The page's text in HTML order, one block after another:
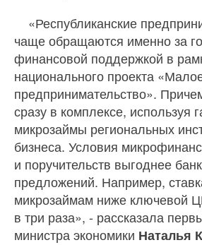
«Республиканские
чаще обращаются именно за
финансовой поддержкой в
национального проекта
предпринимательство».
сразу в комплексе, используя
микрозаймы региональных
бизнеса. Условия
и поручительств выгоднее
предложений. Например,
микрозаймам ниже ключевой
в три раза», - рассказала
министра экономики Наталья